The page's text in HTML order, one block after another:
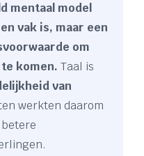
mentaal model
vak is, maar een
om
komen. Taal is
van
werkten daarom